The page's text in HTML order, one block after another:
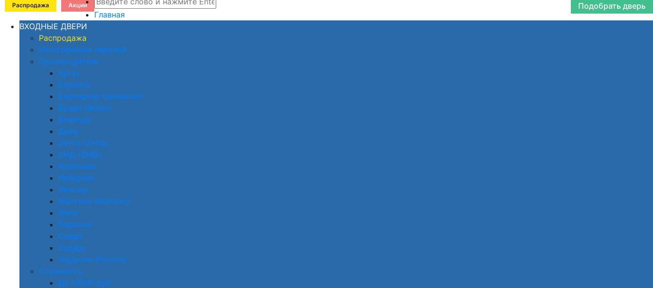
Распродажа Акции
Подобрать дверь
Главная
ВХОДНЫЕ ДВЕРИ
Распродажа
Изготовление панелей
Производитель
Аргус
Берлога
Берсеркер (Berserker)
Браво (Bravo)
Воевода
Дива
Зетта (Zetta)
ЗМД (ZMD)
Континент
Лабиринт
Люксор
Мастино (Mastino)
Меги
Персона
Снедо
Сударь
Феррони (Ferroni)
Стоимость
До 13000 руб